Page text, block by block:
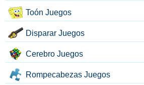
Toón Juegos
Disparar Juegos
Cerebro Juegos
Rompecabezas Juegos